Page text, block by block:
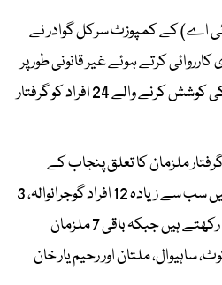
اے) کے کمپوزٹ سرکل گوادر نے
کرتے ہوئے غیر قانونی طور پر
سمندر کے راستے ایران جانے کی کوشش کرنے والے 24 افراد کو گرفتار
ملزمان کا تعلق پنجاب کے
مختلف اضلاع سے ہے۔ ان میں سب سے زیادہ 12 افراد گوجرانوالہ، 3
راجن پور، 2 مظفر گڑھ سے تعلق رکھتے ہیں جبکہ باقی 7 ملزمان
ساہیوال، ملتان اور رحیم یار خان